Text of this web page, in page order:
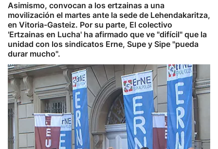
Asimismo, convocan a los ertzainas a una
movilización el martes ante la sede de Lehendakaritza,
en Vitoria-Gasteiz. Por su parte, El colectivo
'Ertzainas en Lucha' ha afirmado que ve "difícil" que la
unidad con los sindicatos Erne, Supe y Sipe "pueda
durar mucho".